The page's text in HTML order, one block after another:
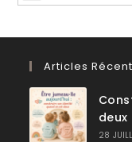
Articles
deux
28